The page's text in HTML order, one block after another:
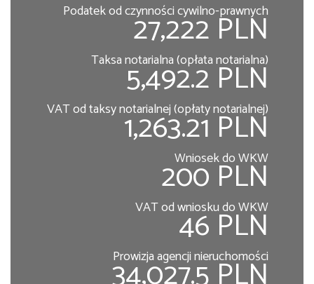
Podatek od czynności cywilno-prawnych
27,222 PLN
Taksa notarialna (opłata notarialna)
5,492.2 PLN
VAT od taksy notarialnej (opłaty notarialnej)
1,263.21 PLN
Wniosek do WKW
200 PLN
VAT od wniosku do WKW
46 PLN
Prowizja agencji nieruchomości